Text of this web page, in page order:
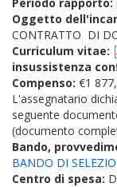
Oggetto
CONTRATTO DI
Curriculum vitae:
insussistenza
Compenso: €1
L'assegnatario
seguente
(documento
Bando,
BANDO DI
Centro di spesa: